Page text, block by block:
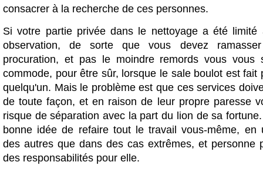
consacrer à la recherche de ces personnes.
Si votre partie privée dans le nettoyage a été limité
observation, de sorte que vous devez
procuration, et pas le moindre remords vous vous
commode, pour être sûr, lorsque le sale boulot est fait
quelqu'un. Mais le problème est que ces services
de toute façon, et en raison de leur propre paresse
risque de séparation avec la part du lion de sa
bonne idée de refaire tout le travail vous-même, en
des autres que dans des cas extrêmes, et personne
des responsabilités pour elle.